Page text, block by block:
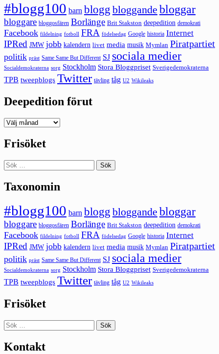
#blogg100 barn blogg bloggande bloggar
bloggare bloggosfären Borlänge Brit Stakston deepedition demokrati
Facebook fildelning fotboll FRA födelsedag Google historia Internet
IPRed JMW jobb kalendern livet media musik Mymlan Piratpartiet
politik präst Same Same But Different SJ sociala medier
Socialdemokraterna sorg Stockholm Stora Bloggpriset Sverigedemokraterna
TPB tweepblogs Twitter tävling tåg U2 Wikileaks
Deepedition förut
Deepedition
Frisöket
Sök
efter:
Taxonomin
#blogg100 barn blogg bloggande bloggar
bloggare bloggosfären Borlänge Brit Stakston deepedition demokrati
Facebook fildelning fotboll FRA födelsedag Google historia Internet
IPRed JMW jobb kalendern livet media musik Mymlan Piratpartiet
politik präst Same Same But Different SJ sociala medier
Socialdemokraterna sorg Stockholm Stora Bloggpriset Sverigedemokraterna
TPB tweepblogs Twitter tävling tåg U2 Wikileaks
Frisöket
Sök
efter:
Kontakt